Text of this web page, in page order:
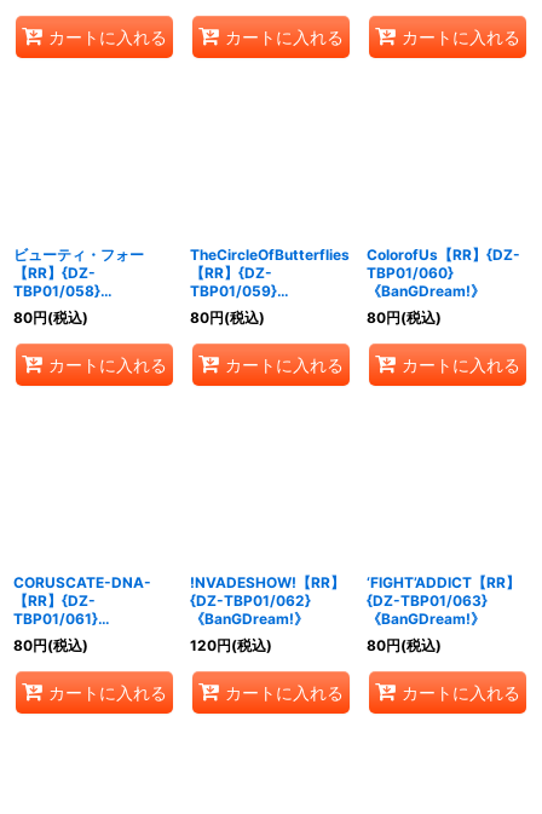
カートに入れる カートに入れる カートに入れる
ビューティ・フォー
【RR】{DZ-
TBP01/058}
《BanGDream!》
80円(税込)
カートに入れる
TheCircleOfButterflies
【RR】{DZ-
TBP01/059}
《BanGDream!》
80円(税込)
カートに入れる
ColorofUs【RR】{DZ-
TBP01/060}
《BanGDream!》
80円(税込)
カートに入れる
CORUSCATE-DNA-
【RR】{DZ-
TBP01/061}
《BanGDream!》
80円(税込)
カートに入れる
!NVADESHOW!【RR】
{DZ-TBP01/062}
《BanGDream!》
120円(税込)
カートに入れる
‘FIGHT’ADDICT【RR】
{DZ-TBP01/063}
《BanGDream!》
80円(税込)
カートに入れる